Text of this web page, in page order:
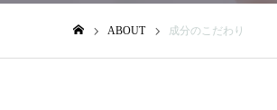
ABOUT 成分のこだわり